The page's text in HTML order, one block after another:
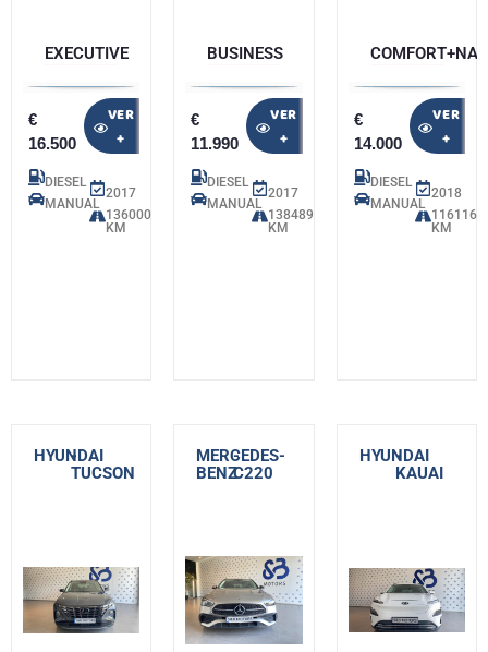
EXECUTIVE
€
16.500
VER
+
DIESEL
MANUAL
2017
136000
KM
BUSINESS
€
11.990
VER
+
DIESEL
MANUAL
2017
138489
KM
€
14.000
VER
+
DIESEL
MANUAL
2018
116116
KM
HYUNDAI
-
TUCSON
MERCEDES-
BENZ
-
C220
HYUNDAI
-
KAUAI